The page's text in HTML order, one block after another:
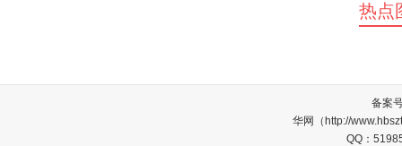
热点
备案
华网（http://
QQ：